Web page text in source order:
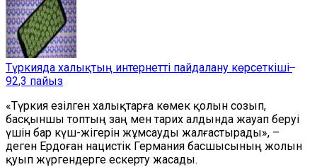
Түркияда халықтың интернетті пайдалану көрсеткіші ̶
92,3 пайыз
«Түркия езілген халықтарға көмек қолын созып,
басқыншы топтың заң мен тарих алдында жауап беруі
үшін бар күш-жігерін жұмсауды жалғастырады», –
деген Ердоған нацистік Германия басшысының жолын
қуып жүргендерге ескерту жасады.